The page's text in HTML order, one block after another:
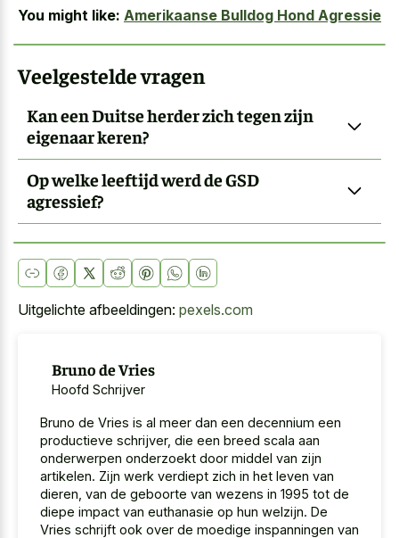
You might like: Amerikaanse Bulldog Hond Agressie
Veelgestelde vragen
Kan een Duitse herder zich tegen zijn
eigenaar keren?
Op welke leeftijd werd de GSD
agressief?
Uitgelichte afbeeldingen: pexels.com
Bruno de Vries
Hoofd Schrijver
Bruno de Vries is al meer dan een decennium een
productieve schrijver, die een breed scala aan
onderwerpen onderzoekt door middel van zijn
artikelen. Zijn werk verdiept zich in het leven van
dieren, van de geboorte van wezens in 1995 tot de
diepe impact van euthanasie op hun welzijn. De
Vries schrijft ook over de moedige inspanningen van